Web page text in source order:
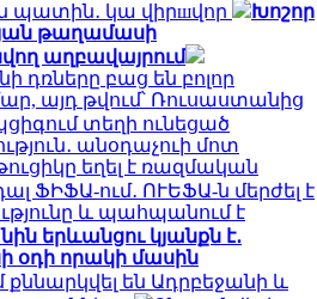
կա վիրшվոր
Խոշոր
թաղամասի
աղբավայրում
բաց են բոլոր
այդ թվում՝ Ռուսաստանից
տեղի ունեցած
անօդաչուի մոտ
եղել է ռազմական
ՖԻՖԱ-ում․ ՈՒԵՖԱ-ն մերժել է
և պահպանում է
երևանցու կյանքն է․
օդի որակի մասին
քննարկվել են Ադրբեջանի և